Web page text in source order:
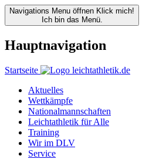
Navigations Menu öffnen Klick mich!
Ich bin das Menü.
Hauptnavigation
Startseite
Aktuelles
Wettkämpfe
Nationalmannschaften
Leichtathletik für Alle
Training
Wir im DLV
Service